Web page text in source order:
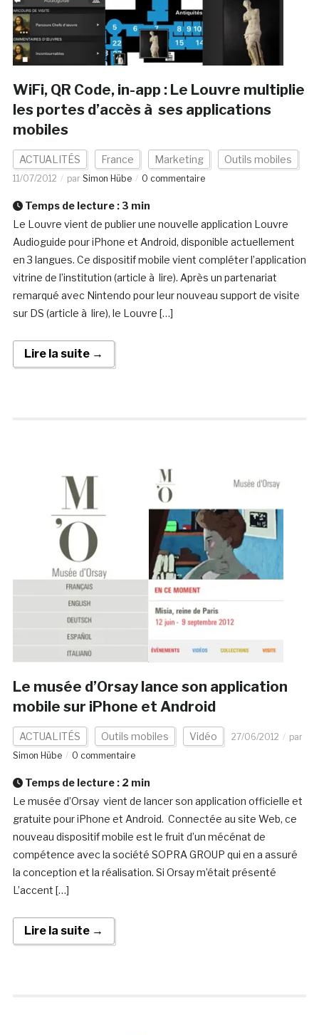
WiFi, QR Code, in-app : Le Louvre multiplie
les portes d’accès à ses applications
mobiles
ACTUALITÉS France Marketing Outils mobiles
11/07/2012 par Simon Hübe 0 commentaire
Temps de lecture : 3 min
Le Louvre vient de publier une nouvelle application Louvre
Audioguide pour iPhone et Android, disponible actuellement
en 3 langues. Ce dispositif mobile vient compléter l’application
vitrine de l’institution (article à lire). Après un partenariat
remarqué avec Nintendo pour leur nouveau support de visite
sur DS (article à lire), le Louvre […]
Lire la suite →
Le musée d’Orsay lance son application
mobile sur iPhone et Android
ACTUALITÉS Outils mobiles Vidéo 27/06/2012
par
Simon Hübe
0 commentaire
Temps de lecture : 2 min
Le musée d’Orsay vient de lancer son application officielle et
gratuite pour iPhone et Android. Connectée au site Web, ce
nouveau dispositif mobile est le fruit d’un mécénat de
compétence avec la société SOPRA GROUP qui en a assuré
la conception et la réalisation. Si Orsay m’était présenté
L’accent […]
Lire la suite →